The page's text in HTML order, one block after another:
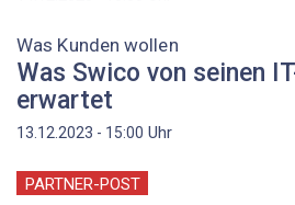
Was Kunden wollen
Was Swico von seinen
erwartet
13.12.2023 - 15:00 Uhr
PARTNER-POST